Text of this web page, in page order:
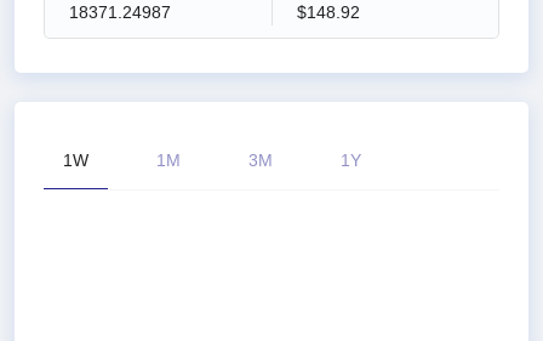
18371.24987 $148.92
1W 1M 3M 1Y